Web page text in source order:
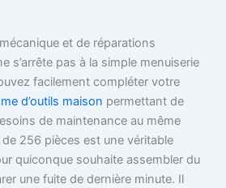
et de réparations
s’arrête pas à la simple menuiserie
facilement compléter votre
d’outils maison permettant de
de maintenance au même
256 pièces est une véritable
quiconque souhaite assembler du
une fuite de dernière minute. Il